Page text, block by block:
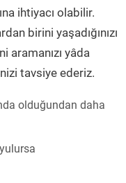
ihtiyacı olabilir.
birini yaşadığınızı
aramanızı yâda
tavsiye ederiz.
olduğundan daha